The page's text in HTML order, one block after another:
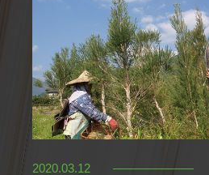
2020.03.12